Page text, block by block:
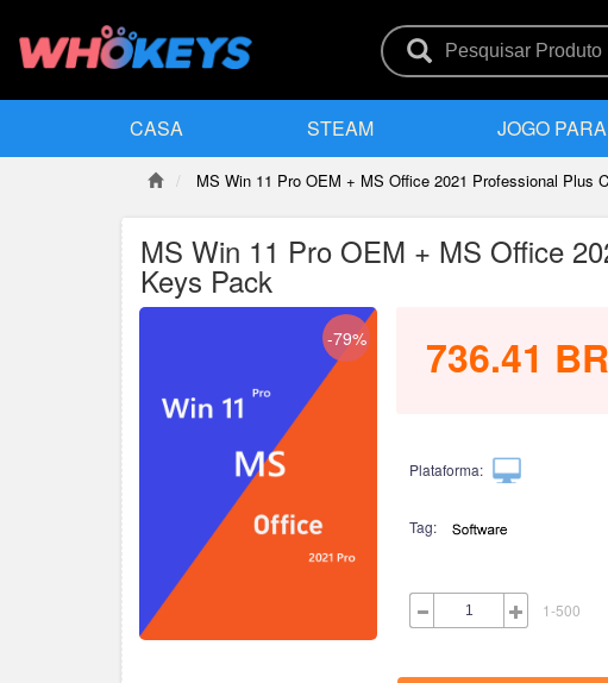
CASA STEAM JOGO
MS Win 11 Pro OEM + MS Office 2021 Professional Plus
MS Win 11 Pro OEM + MS Office
Keys Pack
-79% 736.41
Plataforma:
Tag:
1-500